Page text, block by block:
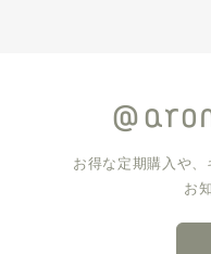
お得な定期購入や
お